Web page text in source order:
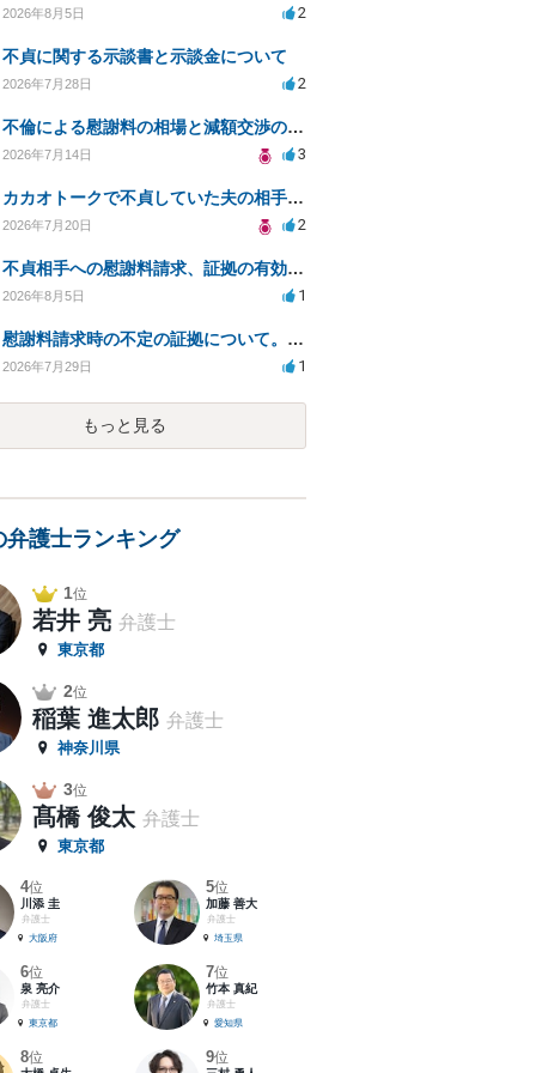
2026年8月5日 2
不貞に関する示談書と示談金について
2026年7月28日 2
不倫による慰謝料の相場と減額交渉の可能性について
2026年7月14日 3
カカオトークで不貞していた夫の相手を特定したい
2026年7月20日 2
不貞相手への慰謝料請求、証拠の有効性と対応方法は？
2026年8月5日 1
慰謝料請求時の不定の証拠について。効力があるのか知りたい。
2026年7月29日 1
もっと見る
弁護士ランキング
1位
若井 亮 弁護士
東京都
2位
稲葉 進太郎 弁護士
神奈川県
3位
髙橋 俊太 弁護士
東京都
4位
川添 圭
弁護士
大阪府
5位
加藤 善大
弁護士
埼玉県
6位
泉 亮介
弁護士
東京都
7位
竹本 真紀
弁護士
愛知県
8位 9位